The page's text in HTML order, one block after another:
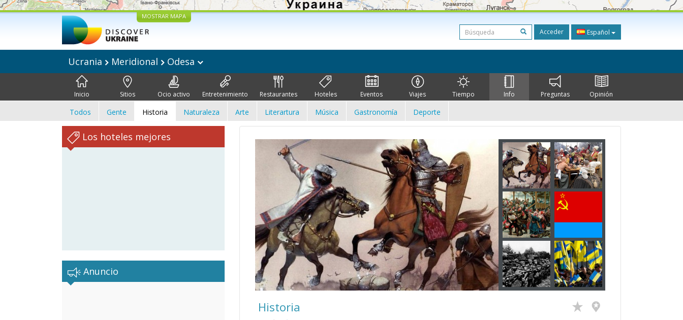
MOSTRAR MAPA
Acceder Español
Ucrania Meridional Odesa
Inicio Sitios Ocio activo Entretenimiento Restaurantes Hoteles Eventos Viajes Tiempo Info Preguntas Opinión
Todos Gente Historia Naturaleza Arte Literartura Música Gastronomía Deporte
Los hoteles mejores
Anuncio
Historia